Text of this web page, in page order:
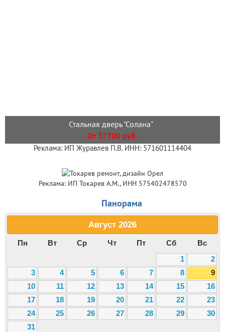
Стальная дверь "Солана"
От 37700 руб.
Реклама: ИП Журавлев П.В. ИНН: 571601114404
Реклама: ИП Токарев А.М., ИНН 575402478570
Панорама
Август 2026
Пн Вт Ср Чт Пт Сб
Вс
1
2
3
4 5 6 7 8
9
10
11 12 13 14 15
16
17
18 19 20 21 22
23
24
25 26 27 28 29
30
31